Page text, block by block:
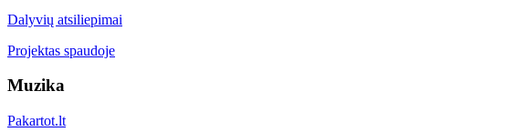
Dalyvių atsiliepimai
Projektas spaudoje
Muzika
Pakartot.lt